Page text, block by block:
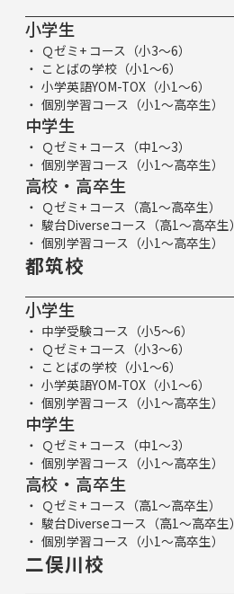
小学生
Ｑゼミ+ コース（小3～6）
ことばの学校（小1～6）
小学英語YOM-TOX（小1～6）
個別学習コース（小1～高卒生）
中学生
Ｑゼミ+ コース（中1～3）
個別学習コース（小1～高卒生）
高校・高卒生
Ｑゼミ+ コース（高1～高卒生）
駿台Diverseコース（高1～高卒生）
個別学習コース（小1～高卒生）
都筑校
小学生
中学受験コース（小5～6）
Ｑゼミ+ コース（小3～6）
ことばの学校（小1～6）
小学英語YOM-TOX（小1～6）
個別学習コース（小1～高卒生）
中学生
Ｑゼミ+ コース（中1～3）
個別学習コース（小1～高卒生）
高校・高卒生
Ｑゼミ+ コース（高1～高卒生）
駿台Diverseコース（高1～高卒生）
個別学習コース（小1～高卒生）
二俣川校